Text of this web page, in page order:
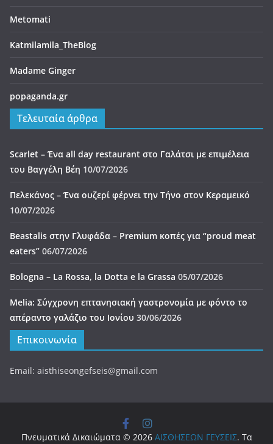
Metomati
Katmilamila_TheBlog
Madame Ginger
popaganda.gr
Τελευταία άρθρα
Scarlet – Ένα all day restaurant στο Γαλάτσι με επιμέλεια
του Βαγγέλη Βέη 10/07/2026
Πελεκάνος – Ένα ουζερί φέρνει την Τήνο στον Κεραμεικό
10/07/2026
Beastalis στην Γλυφάδα – Premium κοπές για “proud meat
eaters” 06/07/2026
Bologna – La Rossa, la Dotta e la Grassa 05/07/2026
Melia: Σύγχρονη επτανησιακή γαστρονομία με φόντο το
απέραντο γαλάζιο του Ιονίου 30/06/2026
Επικοινωνία
Email: aisthiseongefseis@gmail.com
Πνευματικά Δικαιώματα © 2026 ΑΙΣΘΗΣΕΩΝ ΓΕΥΣΕΙΣ. Τα